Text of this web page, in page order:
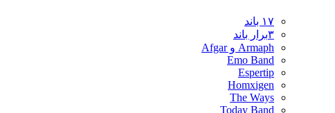
۱۷ باند
۳برار باند
Armaph و Afgar
Emo Band
Espertip
Homxigen
The Ways
Today Band